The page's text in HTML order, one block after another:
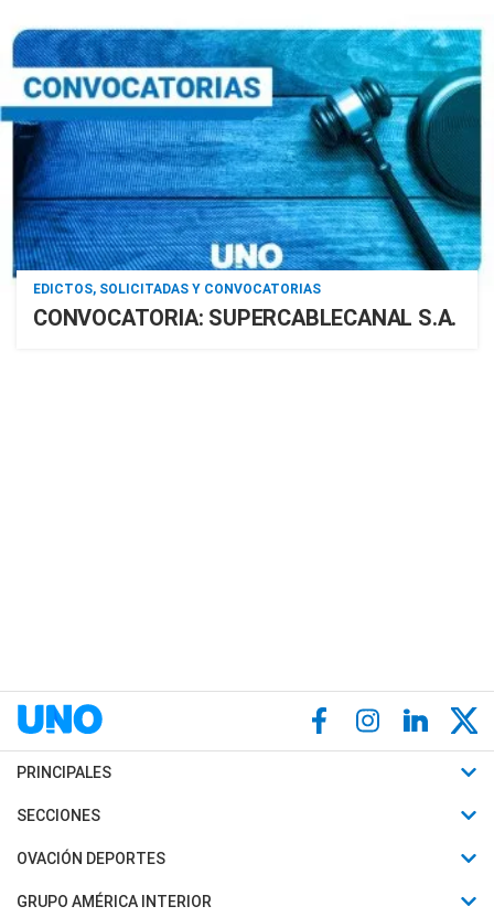
EDICTOS, SOLICITADAS Y CONVOCATORIAS
CONVOCATORIA: SUPERCABLECANAL S.A.
PRINCIPALES
Últimas Noticias
Política
SECCIONES
Horóscopo
Motores
OVACIÓN DEPORTES
Fútbol
GRUPO AMÉRICA INTERIOR